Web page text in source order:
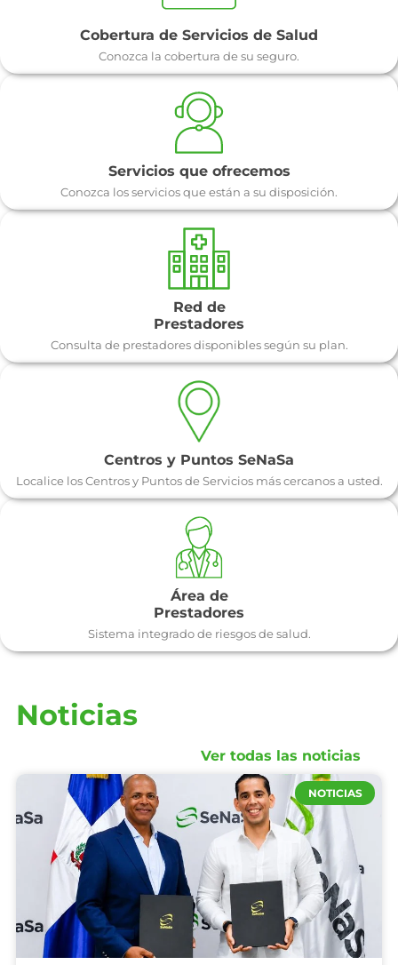
Cobertura de Servicios de Salud
Conozca la cobertura de su seguro.
Servicios que ofrecemos
Conozca los servicios que están a su disposición.
Red de
Prestadores
Consulta de prestadores disponibles según su plan.
Centros y Puntos SeNaSa
Localice los Centros y Puntos de Servicios más cercanos a usted.
Área de
Prestadores
Sistema integrado de riesgos de salud.
Noticias
Ver todas las noticias
NOTICIAS